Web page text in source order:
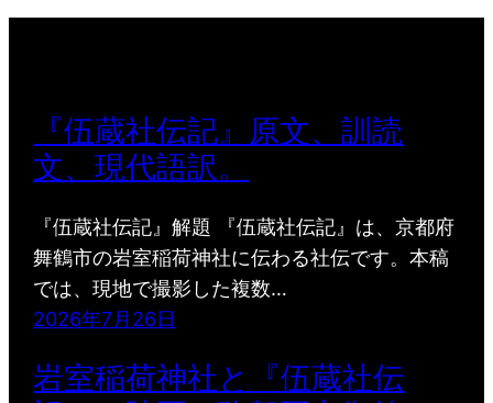
『伍蔵社伝記』原文、訓読
文、現代語訳。
『伍蔵社伝記』解題 『伍蔵社伝記』は、京都府
舞鶴市の岩室稲荷神社に伝わる社伝です。本稿
では、現地で撮影した複数…
2026年7月26日
岩室稲荷神社と『伍蔵社伝